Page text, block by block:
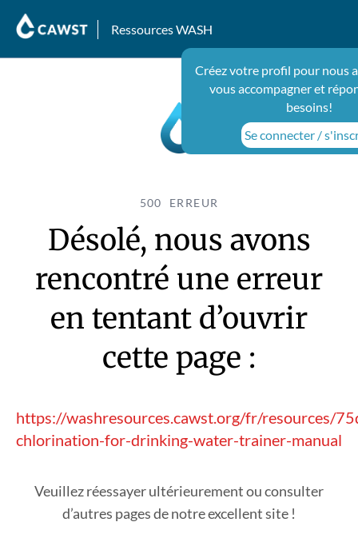
Ressources WASH
Créez votre profil pour nous
vous accompagner et
besoins!
Se connecter /
500 ERREUR
Désolé, nous avons
rencontré une erreur
en tentant d’ouvrir
cette page :
https://washresources.cawst.org/fr/resources/
chlorination-for-drinking-water-trainer-manual
Veuillez réessayer ultérieurement ou consulter
d’autres pages de notre excellent site !